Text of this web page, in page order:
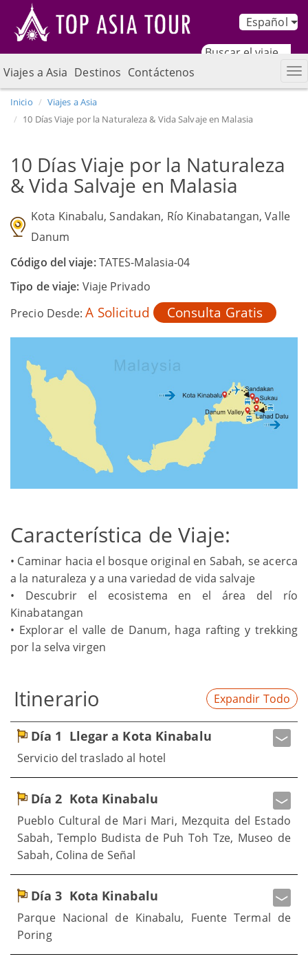
Español
Viajes a Asia Destinos Contáctenos
Inicio
Viajes a Asia
10 Días Viaje por la Naturaleza & Vida Salvaje en Malasia
10 Días Viaje por la Naturaleza
& Vida Salvaje en Malasia
Kota Kinabalu, Sandakan, Río Kinabatangan, Valle
Danum
Código del viaje:TATES-Malasia-04
Tipo de viaje: Viaje Privado
Precio Desde:A Solicitud Consulta Gratis
Característica de Viaje:
• Caminar hacia el bosque original en Sabah, se acerca
a la naturaleza y a una variedad de vida salvaje
• Descubrir el ecosistema en el área del río
Kinabatangan
• Explorar el valle de Danum, haga rafting y trekking
por la selva virgen
Itinerario Expandir Todo
Día 1 Llegar a Kota Kinabalu
Servicio del traslado al hotel
Día 2 Kota Kinabalu
Pueblo Cultural de Mari Mari, Mezquita del Estado
Sabah, Templo Budista de Puh Toh Tze, Museo de
Sabah, Colina de Señal
Día 3 Kota Kinabalu
Parque Nacional de Kinabalu, Fuente Termal de
Poring